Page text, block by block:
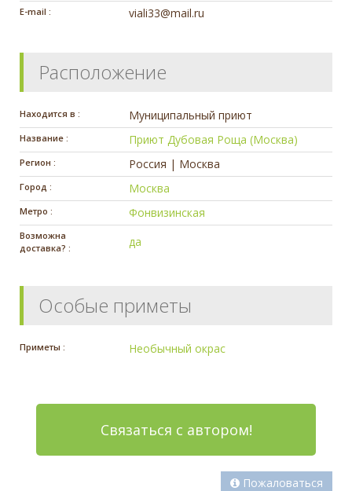
E-mail : viali33@mail.ru
Расположение
Находится в : Муниципальный приют
Название : Приют Дубовая Роща (Москва)
Регион : Россия | Москва
Город : Москва
Метро : Фонвизинская
Возможна
доставка? :
да
Особые приметы
Приметы : Необычный окрас
Связаться с автором!
Пожаловаться